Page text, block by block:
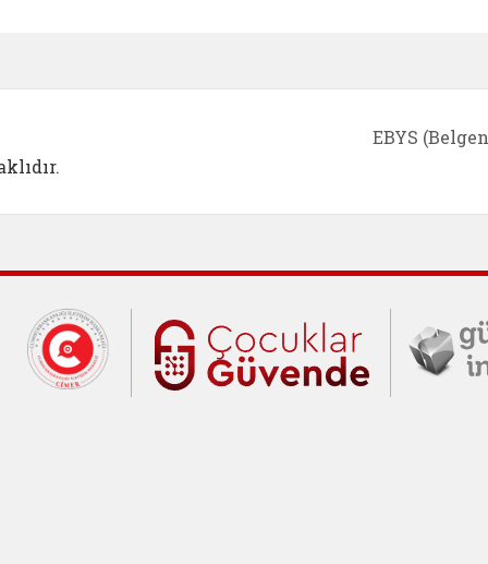
EBYS
Cumhurbaşkanlığı İletişim Merkezi
Çocuklar